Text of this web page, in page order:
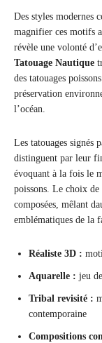
Des styles modernes
magnifier ces motifs
révèle une volonté
Tatouage Nautique
des tatouages
préservation
l’océan.
Les tatouages signés
distinguent par leur
évoquant à la fois le
poissons. Le choix de
composées, mêlant
emblématiques de la
Réaliste 3D :
Aquarelle : jeu
Tribal revisité :
contemporaine
Compositions